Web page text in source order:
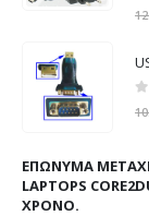
ΕΠΏΝΥΜΑ
LAPTOPS
ΧΡΌΝΟ.